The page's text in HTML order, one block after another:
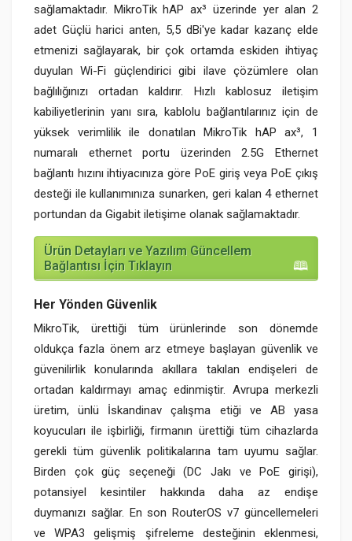
sağlamaktadır. MikroTik hAP ax³ üzerinde yer alan 2
adet Güçlü harici anten, 5,5 dBi'ye kadar kazanç elde
etmenizi sağlayarak, bir çok ortamda eskiden ihtiyaç
duyulan Wi-Fi güçlendirici gibi ilave çözümlere olan
bağlılığınızı ortadan kaldırır. Hızlı kablosuz iletişim
kabiliyetlerinin yanı sıra, kablolu bağlantılarınız için de
yüksek verimlilik ile donatılan MikroTik hAP ax³, 1
numaralı ethernet portu üzerinden 2.5G Ethernet
bağlantı hızını ihtiyacınıza göre PoE giriş veya PoE çıkış
desteği ile kullanımınıza sunarken, geri kalan 4 ethernet
portundan da Gigabit iletişime olanak sağlamaktadır.
Ürün Detayları ve Yazılım Güncellem
Bağlantısı İçin Tıklayın
Her Yönden Güvenlik
MikroTik, ürettiği tüm ürünlerinde son dönemde
oldukça fazla önem arz etmeye başlayan güvenlik ve
güvenilirlik konularında akıllara takılan endişeleri de
ortadan kaldırmayı amaç edinmiştir. Avrupa merkezli
üretim, ünlü İskandinav çalışma etiği ve AB yasa
koyucuları ile işbirliği, firmanın ürettiği tüm cihazlarda
gerekli tüm güvenlik politikalarına tam uyumu sağlar.
Birden çok güç seçeneği (DC Jakı ve PoE girişi),
potansiyel kesintiler hakkında daha az endişe
duymanızı sağlar. En son RouterOS v7 güncellemeleri
ve WPA3 gelişmiş şifreleme desteğinin eklenmesi,